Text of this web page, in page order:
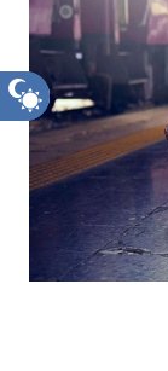
حالت
شب